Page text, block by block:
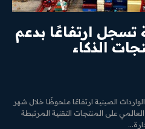
تسجل ارتفاعًا بدعم
الذكاء
الصينية ارتفاعًا ملحوظًا خلال شهر
على المنتجات التقنية المرتبطة